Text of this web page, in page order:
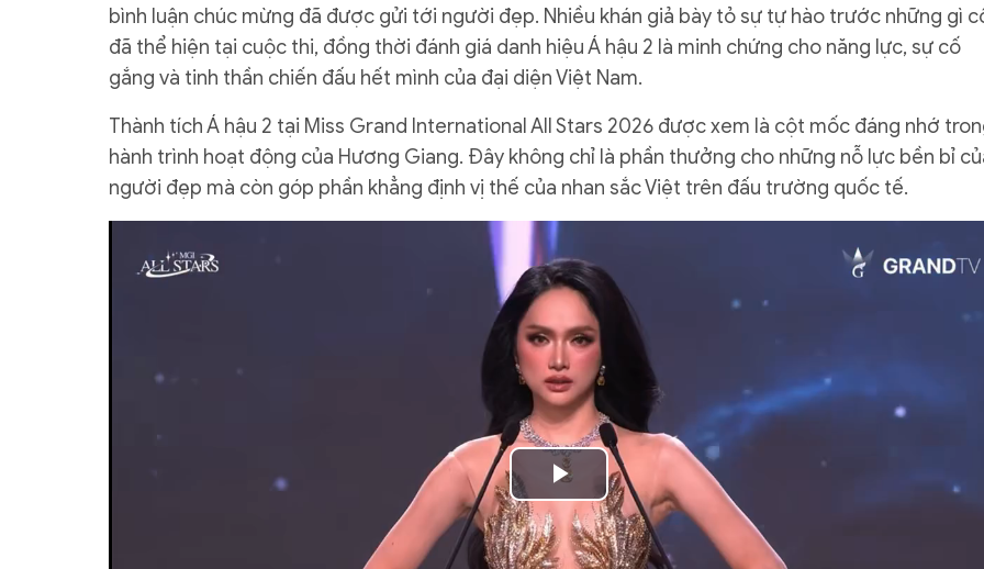
bình luận chúc mừng đã được gửi tới người đẹp. Nhiều khán giả bày tỏ sự tự hào trước những gì
đã thể hiện tại cuộc thi, đồng thời đánh giá danh hiệu Á hậu 2 là minh chứng cho năng lực, sự cố
gắng và tinh thần chiến đấu hết mình của đại diện Việt Nam.
Thành tích Á hậu 2 tại Miss Grand International All Stars 2026 được xem là cột mốc đáng nhớ
hành trình hoạt động của Hương Giang. Đây không chỉ là phần thưởng cho những nỗ lực bền bỉ
người đẹp mà còn góp phần khẳng định vị thế của nhan sắc Việt trên đấu trường quốc tế.
Play
Video